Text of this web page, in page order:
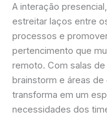
A interação
estreitar laços entre
processos e
pertencimento que
remoto. Com salas
brainstorm e áreas
transforma em um
necessidades dos